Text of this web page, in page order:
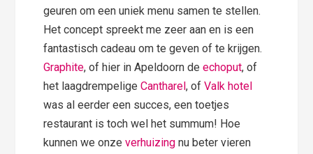
geuren om een uniek menu samen te stellen.
Het concept spreekt me zeer aan en is een
fantastisch cadeau om te geven of te krijgen.
Graphite, of hier in Apeldoorn deechoput, of
het laagdrempeligeCantharel, ofValk hotel
was al eerder een succes, een toetjes
restaurant is toch wel het summum! Hoe
kunnen we onzeverhuizing nu beter vieren